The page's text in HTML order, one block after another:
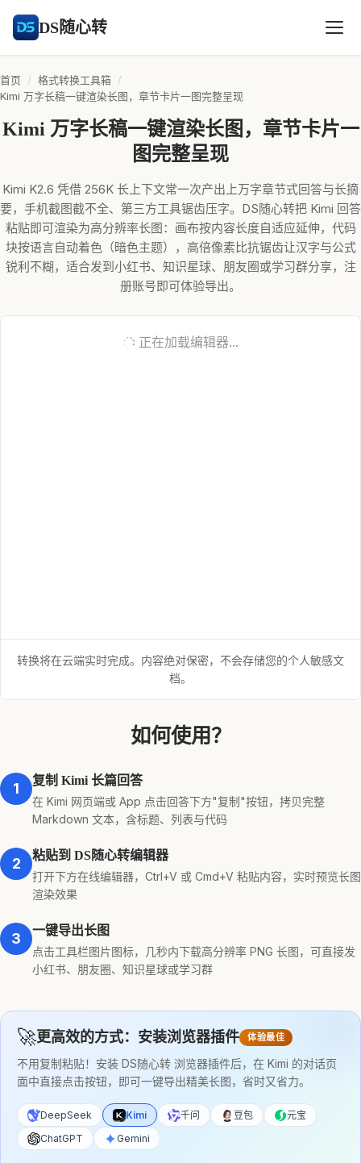
DS随心转
首页 / 格式转换工具箱 /
Kimi 万字长稿一键渲染长图，章节卡片一图完整呈现
Kimi 万字长稿一键渲染长图，章节卡片一
图完整呈现
Kimi K2.6 凭借 256K 长上下文常一次产出上万字章节式回答与长摘
要，手机截图截不全、第三方工具锯齿压字。DS随心转把 Kimi 回答
粘贴即可渲染为高分辨率长图：画布按内容长度自适应延伸，代码
块按语言自动着色（暗色主题），高倍像素比抗锯齿让汉字与公式
锐利不糊，适合发到小红书、知识星球、朋友圈或学习群分享，注
册账号即可体验导出。
正在加载编辑器...
转换将在云端实时完成。内容绝对保密，不会存储您的个人敏感文
档。
如何使用？
1
复制 Kimi 长篇回答
在 Kimi 网页端或 App 点击回答下方"复制"按钮，拷贝完整
Markdown 文本，含标题、列表与代码
2
粘贴到 DS随心转编辑器
打开下方在线编辑器，Ctrl+V 或 Cmd+V 粘贴内容，实时预览长图
渲染效果
3
一键导出长图
点击工具栏图片图标，几秒内下载高分辨率 PNG 长图，可直接发
小红书、朋友圈、知识星球或学习群
🚀更高效的方式：安装浏览器插件 体验最佳
不用复制粘贴！安装 DS随心转 浏览器插件后，在 Kimi 的对话页
面中直接点击按钮，即可一键导出精美长图，省时又省力。
DeepSeek Kimi 千问 豆包
元宝
ChatGPT
Gemini